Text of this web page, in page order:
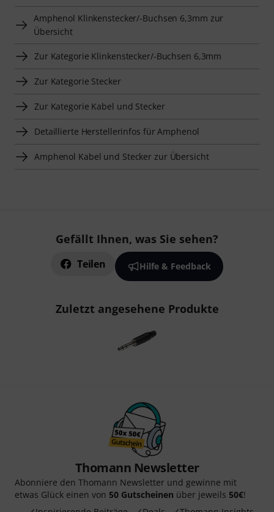
Amphenol Klinkenstecker/-Buchsen 6,3mm zur
Übersicht
Zur Kategorie Klinkenstecker/-Buchsen 6,3mm
Zur Kategorie Stecker
Zur Kategorie Kabel und Stecker
Detaillierte Herstellerinfos für Amphenol
Amphenol Kabel und Stecker zur Übersicht
Gefällt Ihnen, was Sie sehen?
Teilen Hilfe & Feedback
Zuletzt angesehene Produkte
Thomann Newsletter
Abonniere den Thomann Newsletter und gewinne mit
etwas Glück einen von 50 Gutscheinen über jeweils 50€!